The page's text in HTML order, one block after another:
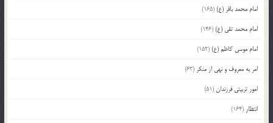
امام محمد باقر (ع)(165)
امام محمد تقی (ع)(146)
امام موسی کاظم (ع)(152)
امر به معروف و نهی از منکر (63)
امور تربیتی فرزندان(51)
انتظار (164)